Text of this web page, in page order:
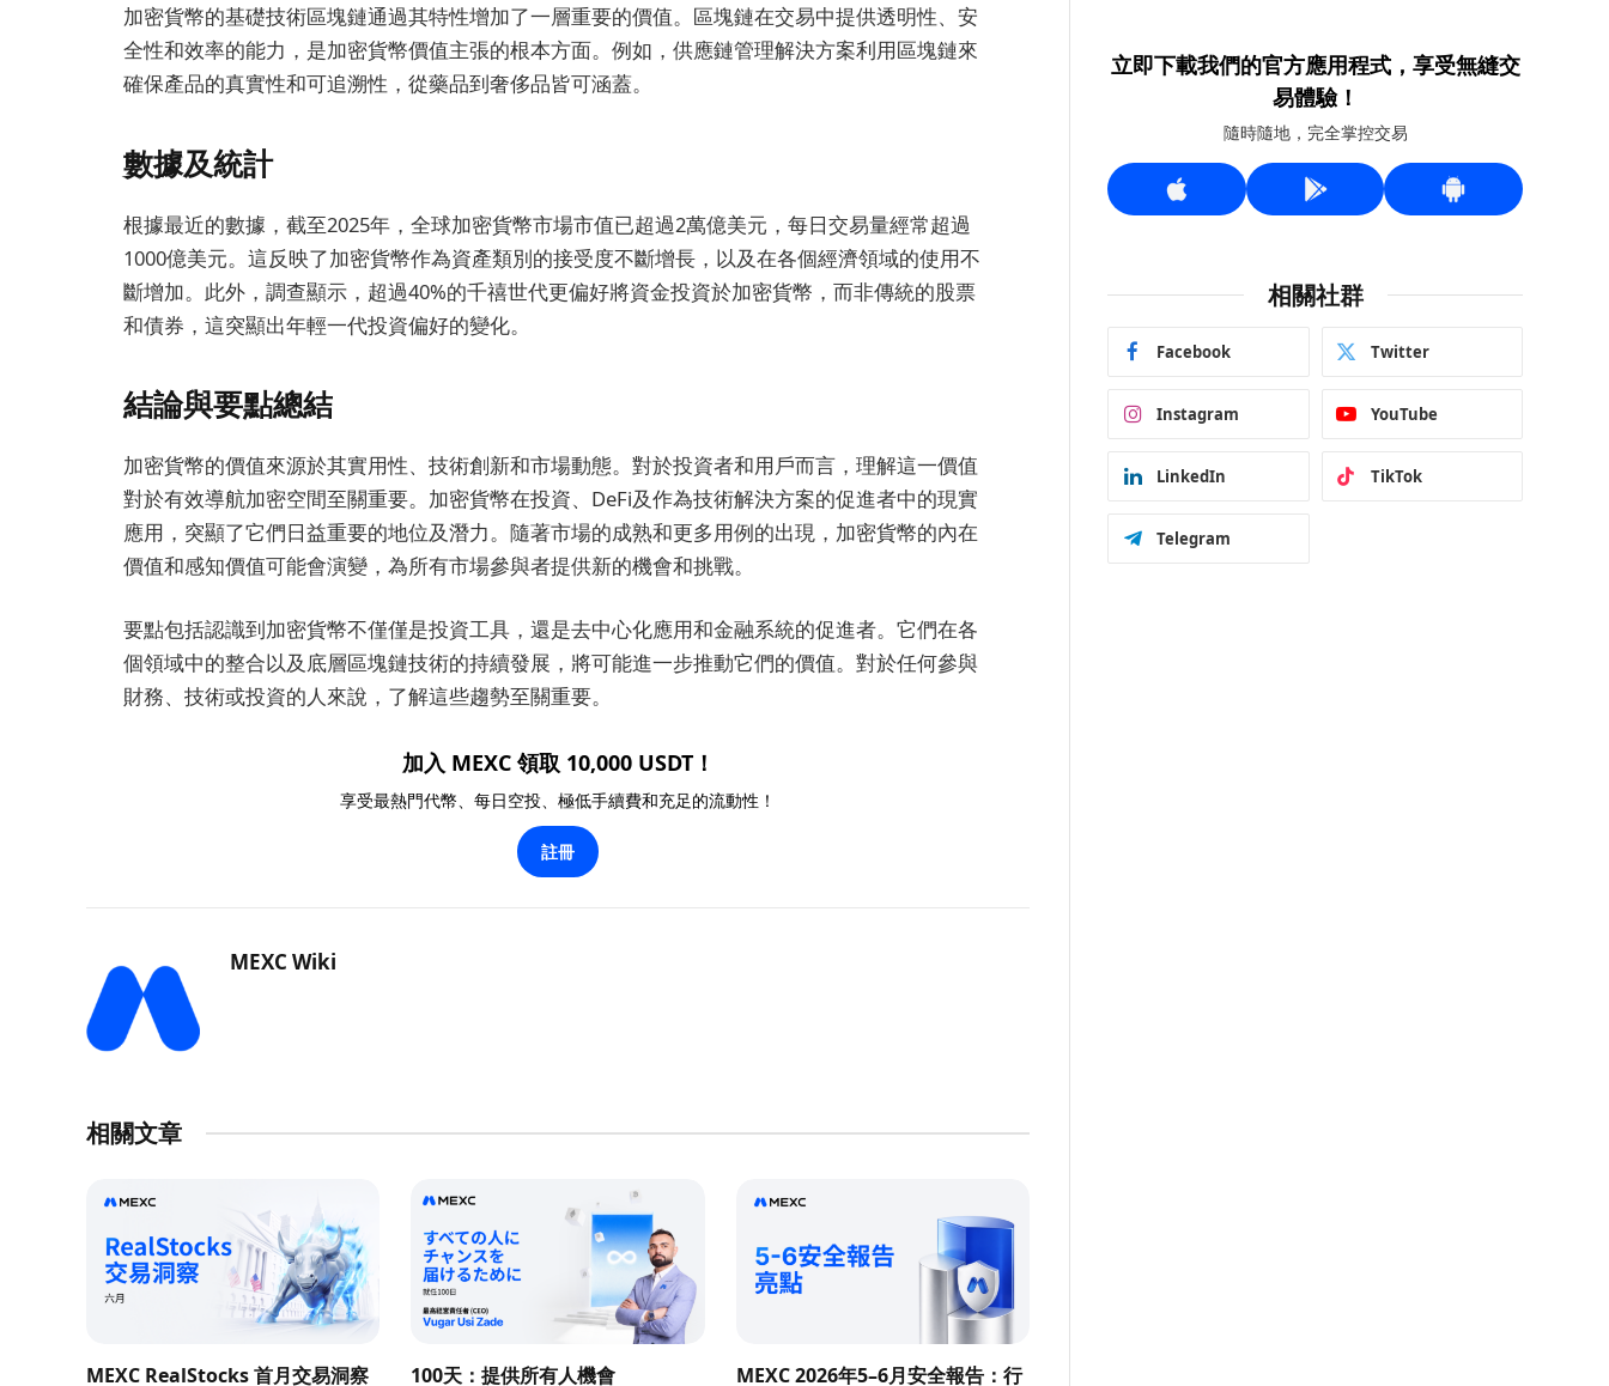
加密貨幣的基礎技術區塊鏈通過其特性增加了一層重要的價值。區塊鏈在交易中提供透明性、安
全性和效率的能力，是加密貨幣價值主張的根本方面。例如，供應鏈管理解決方案利用區塊鏈來
確保產品的真實性和可追溯性，從藥品到奢侈品皆可涵蓋。
數據及統計
根據最近的數據，截至2025年，全球加密貨幣市場市值已超過2萬億美元，每日交易量經常超過
1000億美元。這反映了加密貨幣作為資產類別的接受度不斷增長，以及在各個經濟領域的使用不
斷增加。此外，調查顯示，超過40%的千禧世代更偏好將資金投資於加密貨幣，而非傳統的股票
和債券，這突顯出年輕一代投資偏好的變化。
結論與要點總結
加密貨幣的價值來源於其實用性、技術創新和市場動態。對於投資者和用戶而言，理解這一價值
對於有效導航加密空間至關重要。加密貨幣在投資、DeFi及作為技術解決方案的促進者中的現實
應用，突顯了它們日益重要的地位及潛力。隨著市場的成熟和更多用例的出現，加密貨幣的內在
價值和感知價值可能會演變，為所有市場參與者提供新的機會和挑戰。
要點包括認識到加密貨幣不僅僅是投資工具，還是去中心化應用和金融系統的促進者。它們在各
個領域中的整合以及底層區塊鏈技術的持續發展，將可能進一步推動它們的價值。對於任何參與
財務、技術或投資的人來說，了解這些趨勢至關重要。
加入 MEXC 領取 10,000 USDT！
享受最熱門代幣、每日空投、極低手續費和充足的流動性！
註冊
MEXC Wiki
相關文章
MEXC RealStocks 首月交易洞察 100天：提供所有人機會 MEXC 2026年5–6月安全報告：行
立即下載我們的官方應用程式，享受無縫交
易體驗！
隨時隨地，完全掌控交易
相關社群
Facebook Twitter
Instagram YouTube
LinkedIn TikTok
Telegram